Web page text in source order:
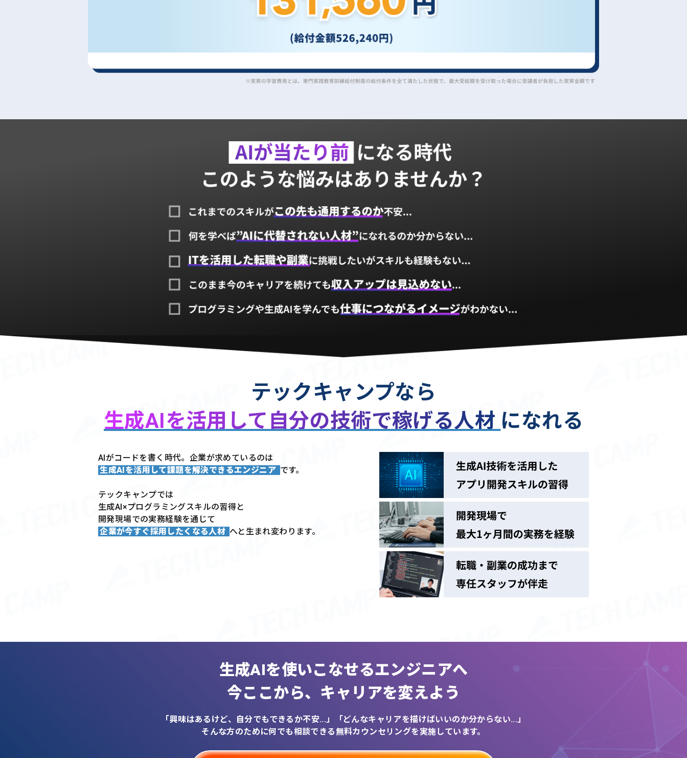
テックキャンプなら
生成AIを活用して 自分の技術で稼げる人材 になれる
AIがコードを書く時代。企業が求めているのは
生成AIを活用して課題を解決できるエンジニア です。
テックキャンプでは
生成AI×プログラミングスキルの習得と
開発現場での実務経験を通じて
企業が今すぐ採用したくなる人材 へと生まれ変わります。
生成AIを使いこなせるエンジニアへ
今ここから、 キャリアを変えよう
「興味はあるけど、自分でもできるか不安...」
「どんなキャリアを描けばいいのか分からない...」
そんな方のために何でも相談できる無料カウンセリングを実施しています。